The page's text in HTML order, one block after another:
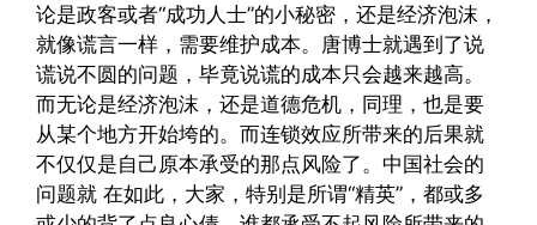
论是政客或者“成功人士”的小秘密，还是经济泡沫，
就像谎言一样，需要维护成本。唐博士就遇到了说
谎说不圆的问题，毕竟说谎的成本只会越来越高。
而无论是经济泡沫，还是道德危机，同理，也是要
从某个地方开始垮的。而连锁效应所带来的后果就
不仅仅是自己原本承受的那点风险了。中国社会的
问题就 在如此，大家，特别是所谓“精英”，都或多